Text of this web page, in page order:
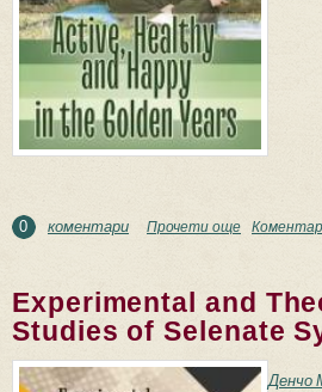
0 коментари Прочети още about
Коментар
Experimental and
Studies of Selenate
Денчо